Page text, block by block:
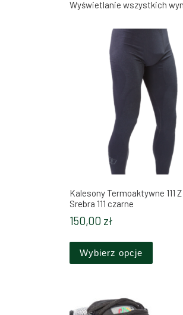
Wyświetlanie wszystkich
Kalesony Termoaktywne 111
Srebra 111 czarne
150,00 zł
Wybierz opcje
Ten